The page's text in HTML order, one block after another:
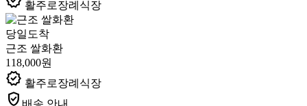
활주로장례식장
당일도착
근조 쌀화환
118,000원
verified 활주로장례식장
verified_user 배송 안내